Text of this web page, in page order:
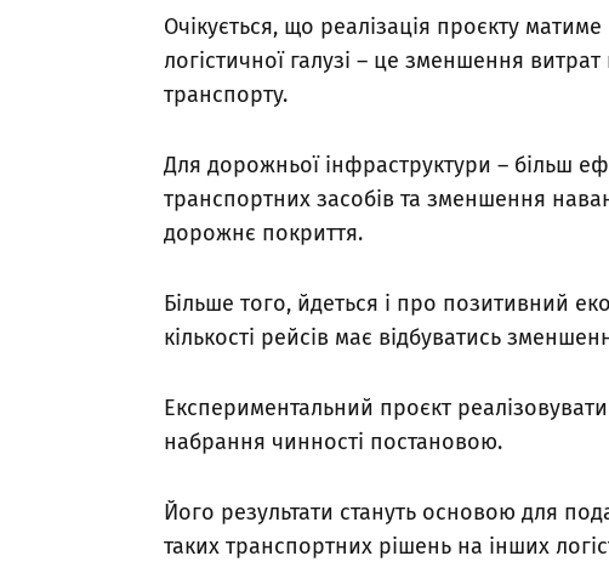
Очікується, що реалізація проєкту
логістичної галузі – це зменшення
транспорту.
Для дорожньої інфраструктури – більш
транспортних засобів та зменшення
дорожнє покриття.
Більше того, йдеться і про позитивний
кількості рейсів має відбуватись
Експериментальний проєкт
набрання чинності постановою.
Його результати стануть основою для
таких транспортних рішень на інших